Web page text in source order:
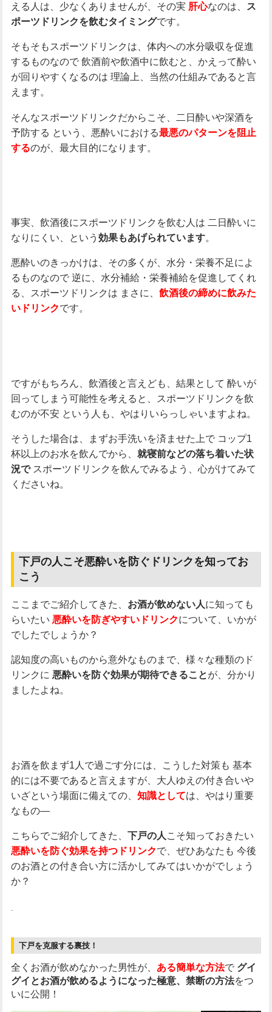
える人は、少なくありませんが、その実 肝心なのは、
ス
ポーツドリンクを飲むタイミングです。
そもそもスポーツドリンクは、体内への水分吸収を促進
するものなので飲酒前や飲酒中に飲むと、かえって酔い
が回りやすくなるのは 理論上、当然の仕組みであると言
えます。
そんなスポーツドリンクだからこそ、二日酔いや深酒を
予防する という、悪酔いにおける最悪のパターンを阻止
するのが、最大目的になります。
事実、飲酒後にスポーツドリンクを飲む人は 二日酔いに
なりにくい、という 効果もあげられています。
悪酔いのきっかけは、その多くが、水分・栄養不足によ
るものなので逆に、水分補給・栄養補給を促進してくれ
る、スポーツドリンクは まさに、 飲酒後の締めに飲みた
いドリンクです。
ですがもちろん、飲酒後と言えども、結果として 酔いが
回ってしまう可能性を考えると、スポーツドリンクを飲
むのが不安という人も、やはりいらっしゃいますよね。
そうした場合は、まずお手洗いを済ませた上でコップ1
杯以上のお水を飲んでから、 就寝前などの落ち着いた状
況でスポーツドリンクを飲んでみるよう、心がけてみて
くださいね。
下戸の人こそ悪酔いを防ぐドリンクを知ってお
こう
ここまでご紹介してきた、 お酒が飲めない人に知っても
らいたい 悪酔いを防ぎやすいドリンクについて、いかが
でしたでしょうか？
認知度の高いものから意外なものまで、様々な種類のド
リンクに 悪酔いを防ぐ効果が期待できることが、分かり
ましたよね。
お酒を飲まず1人で過ごす分には、こうした対策も 基本
的には不要であると言えますが、大人ゆえの付き合いや
いざという場面に備えての、 知識としては、やはり重要
なもの―
こちらでご紹介してきた、 下戸の人 こそ知っておきたい
悪酔いを防ぐ効果を持つドリンクで、ぜひあなたも 今後
のお酒との付き合い方に活かしてみてはいかがでしょう
か？
.
下戸を克服する裏技！
全くお酒が飲めなかった男性が、 ある簡単な方法で グイ
グイとお酒が飲めるようになった極意、禁断の方法をつ
いに公開！